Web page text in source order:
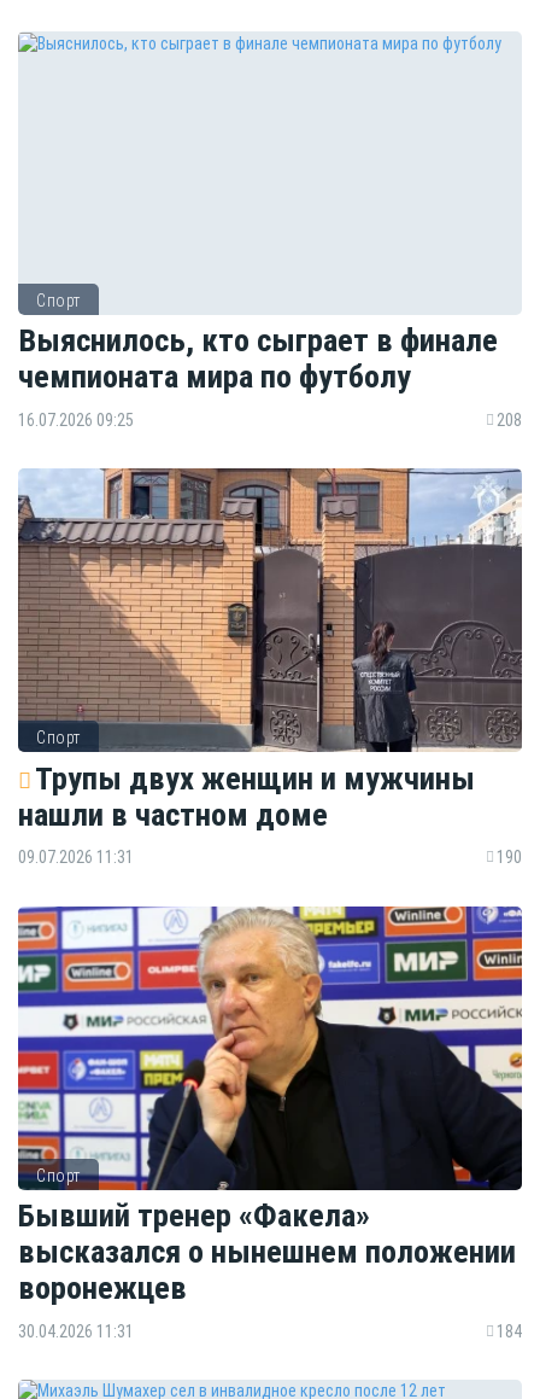
Спорт
Выяснилось, кто сыграет в финале
чемпионата мира по футболу
16.07.2026 09:25 208
Спорт
Трупы двух женщин и мужчины
нашли в частном доме
09.07.2026 11:31 190
Спорт
Бывший тренер «Факела»
высказался о нынешнем положении
воронежцев
30.04.2026 11:31 184